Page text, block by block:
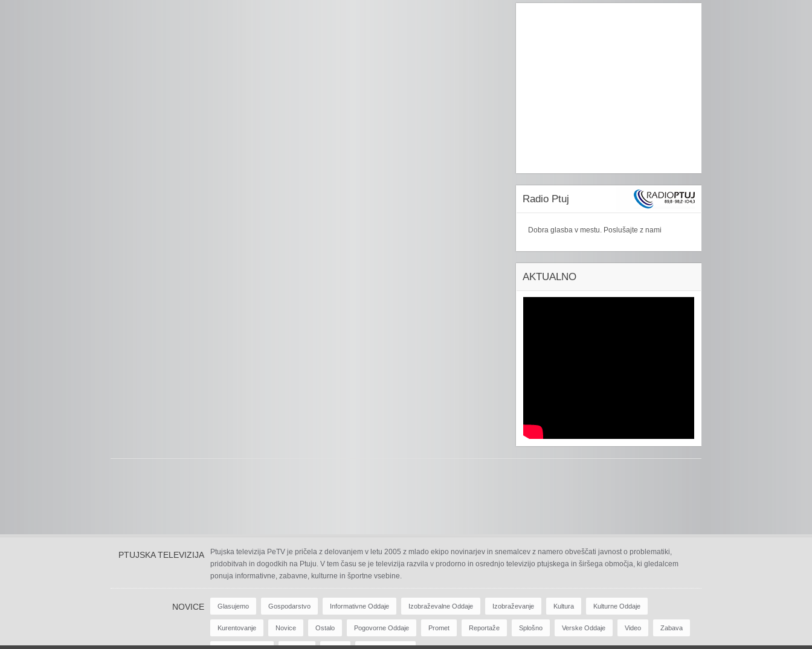
Radio Ptuj
Dobra glasba v mestu. Poslušajte z nami
AKTUALNO
PTUJSKA TELEVIZIJA
Ptujska televizija PeTV je pričela z delovanjem v letu 2005 z mlado ekipo novinarjev in snemalcev z namero obveščati javnost o problematiki,
pridobitvah in dogodkih na Ptuju. V tem času se je televizija razvila v prodorno in osrednjo televizijo ptujskega in širšega območja, ki gledalcem
ponuja informativne, zabavne, kulturne in športne vsebine.
NOVICE Glasujemo Gospodarstvo Informativne Oddaje Izobraževalne Oddaje Izobraževanje Kultura Kulturne Oddaje
Kurentovanje Novice Ostalo Pogovorne Oddaje Promet Reportaže Splošno Verske Oddaje Video Zabava